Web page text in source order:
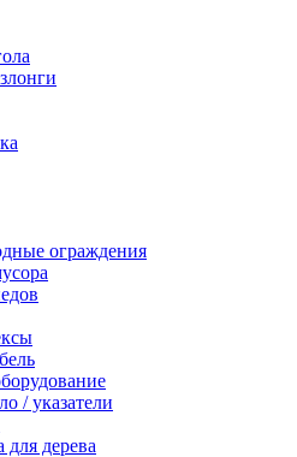
ограждения
/ указатели
для дерева